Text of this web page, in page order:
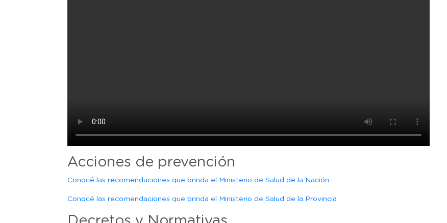
Acciones de prevención
Conocé las recomendaciones que brinda el Ministerio de Salud de la Nación
Conocé las recomendaciones que brinda el Ministerio de Salud de la Provincia